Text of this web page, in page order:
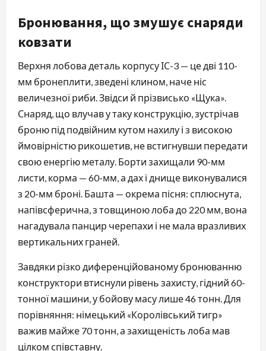
Бронювання, що змушує снаряди
ковзати
Верхня лобова деталь корпусу ІС-3 — це дві 110-
мм бронеплити, зведені клином, наче ніс
величезної риби. Звідси й прізвисько «Щука».
Снаряд, що влучав у таку конструкцію, зустрічав
броню під подвійним кутом нахилу і з високою
ймовірністю рикошетив, не встигнувши передати
свою енергію металу. Борти захищали 90-мм
листи, корма — 60-мм, а дах і днище виконувалися
з 20-мм броні. Башта — окрема пісня: сплюснута,
напівсферична, з товщиною лоба до 220 мм, вона
нагадувала панцир черепахи і не мала вразливих
вертикальних граней.
Завдяки різко диференційованому бронюванню
конструктори втиснули рівень захисту, гідний 60-
тонної машини, у бойову масу лише 46 тонн. Для
порівняння: німецький «Королівський тигр»
важив майже 70 тонн, а захищеність лоба мав
цілком співставну.